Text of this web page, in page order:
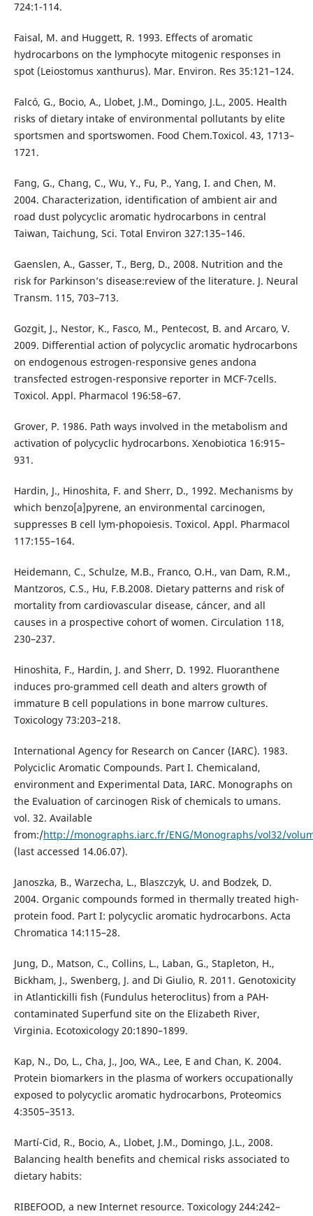
724:1-114.
Faisal, M. and Huggett, R. 1993. Effects of aromatic
hydrocarbons on the lymphocyte mitogenic responses in
spot (Leiostomus xanthurus). Mar. Environ. Res 35:121–124.
Falcó, G., Bocio, A., Llobet, J.M., Domingo, J.L., 2005. Health
risks of dietary intake of environmental pollutants by elite
sportsmen and sportswomen. Food Chem.Toxicol. 43, 1713–
1721.
Fang, G., Chang, C., Wu, Y., Fu, P., Yang, I. and Chen, M.
2004. Characterization, identification of ambient air and
road dust polycyclic aromatic hydrocarbons in central
Taiwan, Taichung, Sci. Total Environ 327:135–146.
Gaenslen, A., Gasser, T., Berg, D., 2008. Nutrition and the
risk for Parkinson’s disease:review of the literature. J. Neural
Transm. 115, 703–713.
Gozgit, J., Nestor, K., Fasco, M., Pentecost, B. and Arcaro, V.
2009. Differential action of polycyclic aromatic hydrocarbons
on endogenous estrogen-responsive genes andona
transfected estrogen-responsive reporter in MCF-7cells.
Toxicol. Appl. Pharmacol 196:58–67.
Grover, P. 1986. Path ways involved in the metabolism and
activation of polycyclic hydrocarbons. Xenobiotica 16:915–
931.
Hardin, J., Hinoshita, F. and Sherr, D., 1992. Mechanisms by
which benzo[a]pyrene, an environmental carcinogen,
suppresses B cell lym-phopoiesis. Toxicol. Appl. Pharmacol
117:155–164.
Heidemann, C., Schulze, M.B., Franco, O.H., van Dam, R.M.,
Mantzoros, C.S., Hu, F.B.2008. Dietary patterns and risk of
mortality from cardiovascular disease, cáncer, and all
causes in a prospective cohort of women. Circulation 118,
230–237.
Hinoshita, F., Hardin, J. and Sherr, D. 1992. Fluoranthene
induces pro-grammed cell death and alters growth of
immature B cell populations in bone marrow cultures.
Toxicology 73:203–218.
International Agency for Research on Cancer (IARC). 1983.
Polyciclic Aromatic Compounds. Part I. Chemicaland,
environment and Experimental Data, IARC. Monographs on
the Evaluation of carcinogen Risk of chemicals to umans.
vol. 32. Available
from:/http://monographs.iarc.fr/ENG/Monographs/vol32/
(last accessed 14.06.07).
Janoszka, B., Warzecha, L., Blaszczyk, U. and Bodzek, D.
2004. Organic compounds formed in thermally treated high-
protein food. Part I: polycyclic aromatic hydrocarbons. Acta
Chromatica 14:115–28.
Jung, D., Matson, C., Collins, L., Laban, G., Stapleton, H.,
Bickham, J., Swenberg, J. and Di Giulio, R. 2011. Genotoxicity
in Atlantickilli fish (Fundulus heteroclitus) from a PAH-
contaminated Superfund site on the Elizabeth River,
Virginia. Ecotoxicology 20:1890–1899.
Kap, N., Do, L., Cha, J., Joo, WA., Lee, E and Chan, K. 2004.
Protein biomarkers in the plasma of workers occupationally
exposed to polycyclic aromatic hydrocarbons, Proteomics
4:3505–3513.
Martí-Cid, R., Bocio, A., Llobet, J.M., Domingo, J.L., 2008.
Balancing health benefits and chemical risks associated to
dietary habits:
RIBEFOOD, a new Internet resource. Toxicology 244:242–